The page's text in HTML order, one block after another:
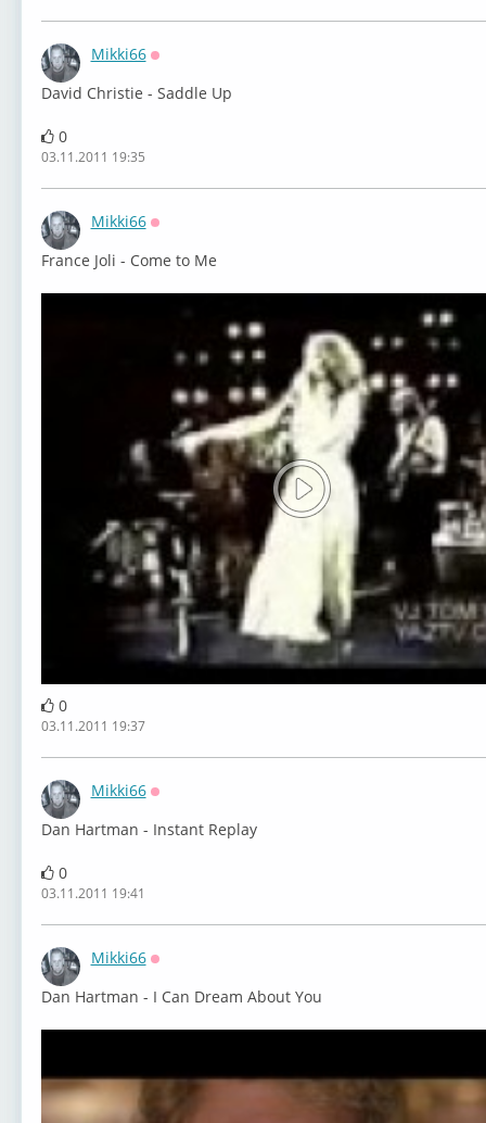
Mikki66
David Christie - Saddle Up
0
03.11.2011 19:35
Mikki66
France Joli - Come to Me
0
03.11.2011 19:37
Mikki66
Dan Hartman - Instant Replay
0
03.11.2011 19:41
Mikki66
Dan Hartman - I Can Dream About You